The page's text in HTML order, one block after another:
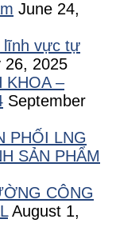
June 24,
lĩnh vực tự
26, 2025
KHOA –
September
PHỐI LNG
SẢN PHẨM
CÔNG
August 1,